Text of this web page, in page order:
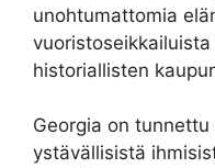
unohtumattomia
historiallisten
Georgia on
ystävällisistä